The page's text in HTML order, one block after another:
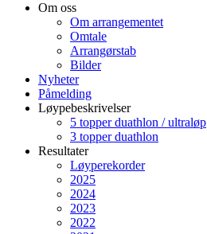
Om oss
Om arrangementet
Omtale
Arrangørstab
Bilder
Nyheter
Påmelding
Løypebeskrivelser
5 topper duathlon / ultraløp
3 topper duathlon
Resultater
Løyperekorder
2025
2024
2023
2022